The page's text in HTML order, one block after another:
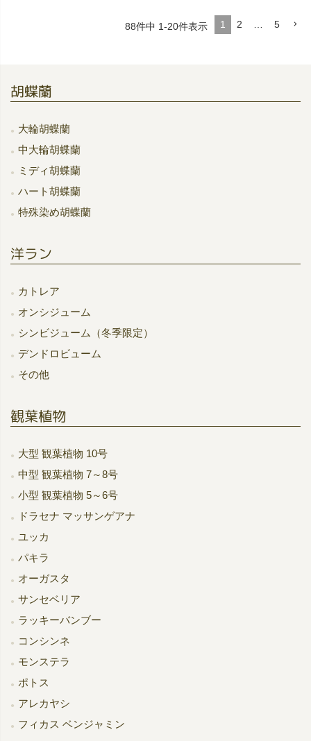
88件中 1-20件表示 1 2 5
胡蝶蘭
大輪胡蝶蘭
中大輪胡蝶蘭
ミディ胡蝶蘭
ハート胡蝶蘭
特殊染め胡蝶蘭
洋ラン
カトレア
オンシジューム
シンビジューム（冬季限定）
デンドロビューム
その他
観葉植物
大型 観葉植物 10号
中型 観葉植物 7～8号
小型 観葉植物 5～6号
ドラセナ マッサンゲアナ
ユッカ
パキラ
オーガスタ
サンセベリア
ラッキーバンブー
コンシンネ
モンステラ
ポトス
アレカヤシ
フィカス ベンジャミン